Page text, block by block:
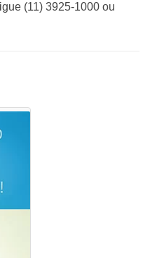
(11) 3925-1000 ou